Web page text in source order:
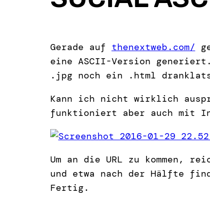
Gerade auf thenextweb.com/
eine ASCII-Version
.jpg noch ein .html
Kann ich nicht wirklich
funktioniert aber auch mit
Um an die URL zu
und etwa nach der Hälfte
Fertig.